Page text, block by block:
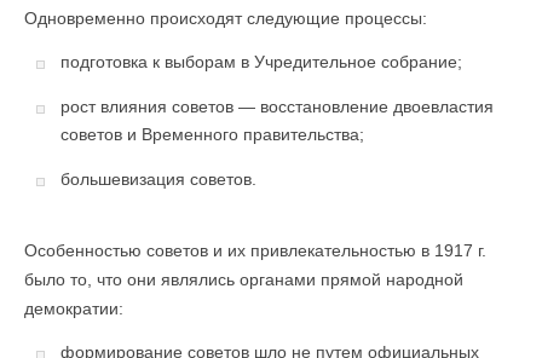
Одновременно происходят следующие процессы:
подготовка к выборам в Учредительное собрание;
рост влияния советов — восстановление двоевластия
советов и Временного правительства;
большевизация советов.
Особенностью советов и их привлекательностью в 1917 г.
было то, что они являлись органами прямой народной
демократии:
формирование советов шло не путем официальных